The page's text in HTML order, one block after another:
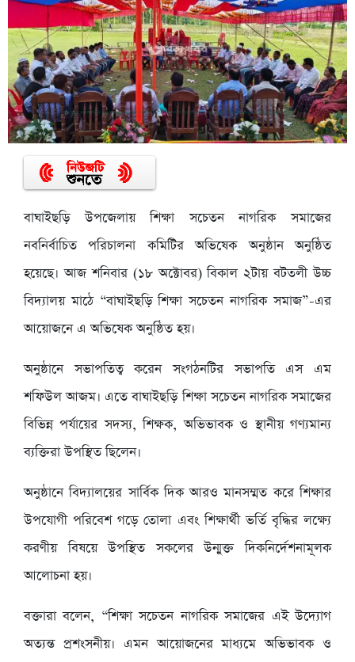
বাঘাইছড়ি উপজেলায় শিক্ষা সচেতন নাগরিক সমাজের
নবনির্বাচিত পরিচালনা কমিটির অভিষেক অনুষ্ঠান অনুষ্ঠিত
হয়েছে। আজ শনিবার (১৮ অক্টোবর) বিকাল ২টায় বটতলী উচ্চ
বিদ্যালয় মাঠে “বাঘাইছড়ি শিক্ষা সচেতন নাগরিক সমাজ”-এর
আয়োজনে এ অভিষেক অনুষ্ঠিত হয়।
অনুষ্ঠানে সভাপতিত্ব করেন সংগঠনটির সভাপতি এস এম
শফিউল আজম। এতে বাঘাইছড়ি শিক্ষা সচেতন নাগরিক সমাজের
বিভিন্ন পর্যায়ের সদস্য, শিক্ষক, অভিভাবক ও স্থানীয় গণ্যমান্য
ব্যক্তিরা উপস্থিত ছিলেন।
অনুষ্ঠানে বিদ্যালয়ের সার্বিক দিক আরও মানসম্মত করে শিক্ষার
উপযোগী পরিবেশ গড়ে তোলা এবং শিক্ষার্থী ভর্তি বৃদ্ধির লক্ষ্যে
করণীয় বিষয়ে উপস্থিত সকলের উন্মুক্ত দিকনির্দেশনামূলক
আলোচনা হয়।
বক্তারা বলেন, “শিক্ষা সচেতন নাগরিক সমাজের এই উদ্যোগ
অত্যন্ত প্রশংসনীয়। এমন আয়োজনের মাধ্যমে অভিভাবক ও